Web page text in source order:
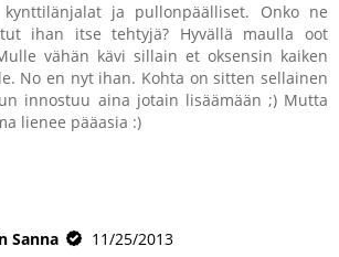
ja pullonpäälliset. Onko ne
ihan itse tehtyjä? Hyvällä maulla oot
vähän kävi sillain et oksensin kaiken
No en nyt ihan. Kohta on sitten sellainen
innostuu aina jotain lisäämään ;) Mutta
lienee pääasia :)
Sanna
11/25/2013